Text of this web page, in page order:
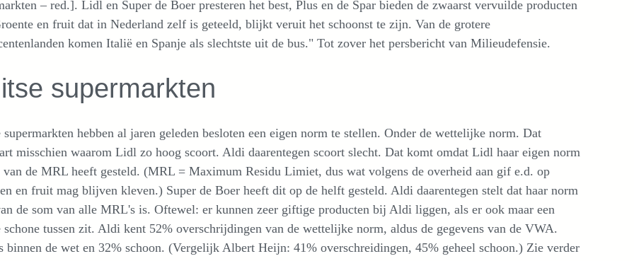
– red.]. Lidl en Super de Boer presteren het best, Plus en de Spar bieden de zwaarst vervuilde producten
en fruit dat in Nederland zelf is geteeld, blijkt veruit het schoonst te zijn. Van de grotere
komen Italië en Spanje als slechtste uit de bus." Tot zover het persbericht van Milieudefensie.
supermarkten
supermarkten hebben al jaren geleden besloten een eigen norm te stellen. Onder de wettelijke norm. Dat
misschien waarom Lidl zo hoog scoort. Aldi daarentegen scoort slecht. Dat komt omdat Lidl haar eigen norm
van de MRL heeft gesteld. (MRL = Maximum Residu Limiet, dus wat volgens de overheid aan gif e.d. op
en fruit mag blijven kleven.) Super de Boer heeft dit op de helft gesteld. Aldi daarentegen stelt dat haar norm
de som van alle MRL's is. Oftewel: er kunnen zeer giftige producten bij Aldi liggen, als er ook maar een
schone tussen zit. Aldi kent 52% overschrijdingen van de wettelijke norm, aldus de gegevens van de VWA.
binnen de wet en 32% schoon. (Vergelijk Albert Heijn: 41% overschreidingen, 45% geheel schoon.) Zie verder